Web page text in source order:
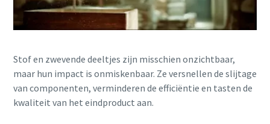
Ontdek hoe u een efficiënter pneumatisch
transportproces kunt creëren.
Ontdek het zelf
Stof en zwevende deeltjes zijn misschien onzichtbaar,
maar hun impact is onmiskenbaar. Ze versnellen de slijtage
van componenten, verminderen de efficiëntie en tasten de
kwaliteit van het eindproduct aan.